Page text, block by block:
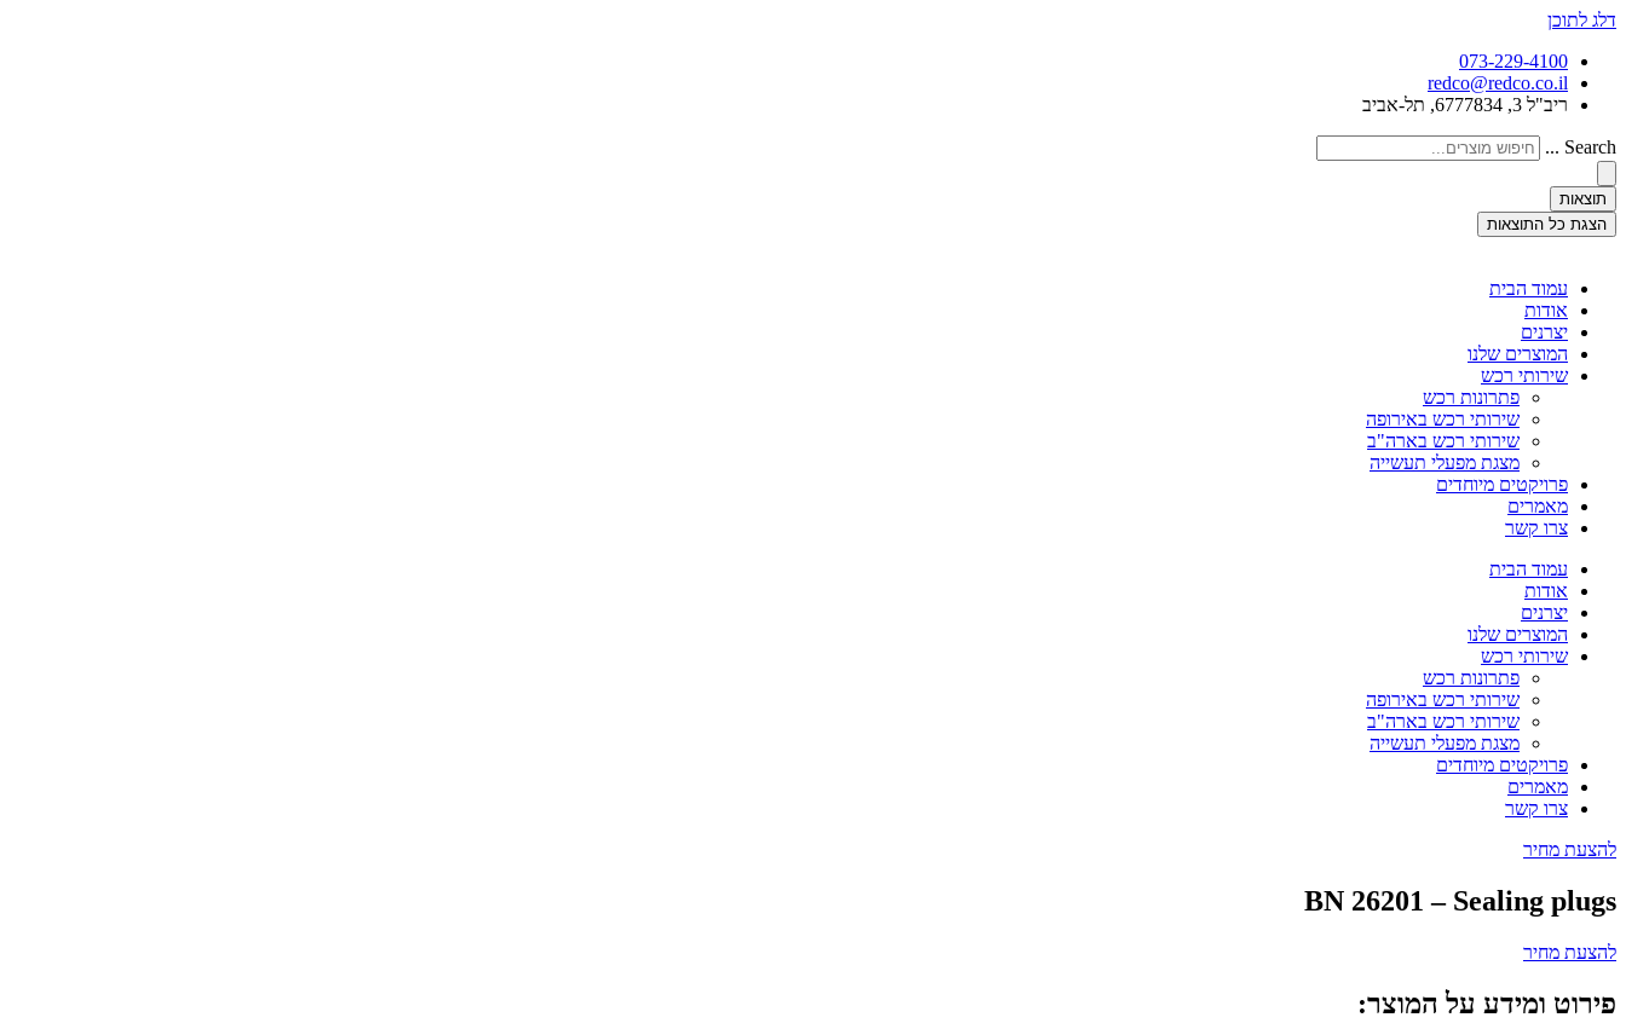
דלג לתוכן
073-229-4100
redco@redco.co.il
ריב"ל 3, 6777834, תל-אביב
Search ...
תוצאות
הצגת כל התוצאות
עמוד הבית
אודות
יצרנים
המוצרים שלנו
שירותי רכש
פתרונות רכש
שירותי רכש באירופה
שירותי רכש בארה"ב
מצגת מפעלי תעשייה
פרויקטים מיוחדים
מאמרים
צרו קשר
עמוד הבית
אודות
יצרנים
המוצרים שלנו
שירותי רכש
פתרונות רכש
שירותי רכש באירופה
שירותי רכש בארה"ב
מצגת מפעלי תעשייה
פרויקטים מיוחדים
מאמרים
צרו קשר
להצעת מחיר
BN 26201 – Sealing plugs
להצעת מחיר
פירוט ומידע על המוצר: